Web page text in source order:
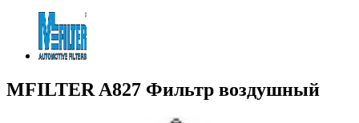
MFILTER A827 Фильтр воздушный